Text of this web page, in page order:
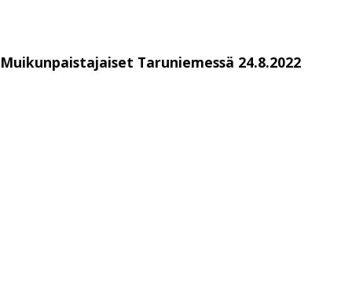
Muikunpaistajaiset Taruniemessä 24.8.2022